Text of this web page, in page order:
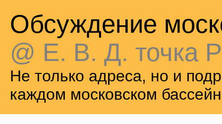
Обсуждение
@ Е. В. Д. точка
Не только адреса, но и
каждом московском